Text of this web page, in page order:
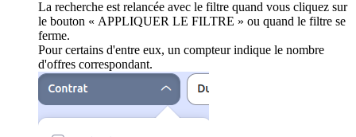
La recherche est relancée avec le filtre quand vous cliquez sur
le bouton « APPLIQUER LE FILTRE » ou quand le filtre se
ferme.
Pour certains d'entre eux, un compteur indique le nombre
d'offres correspondant.